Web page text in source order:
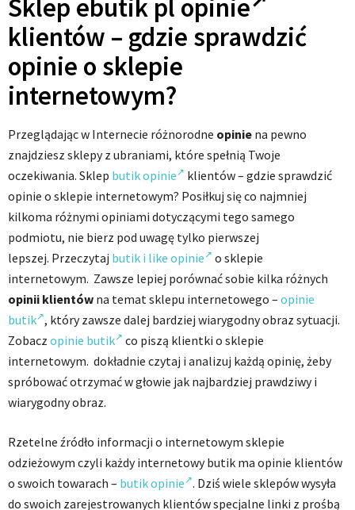
Sklep ebutik pl opinie
klientów – gdzie sprawdzić
opinie o sklepie
internetowym?
Przeglądając w Internecie różnorodne opinie na pewno
znajdziesz sklepy z ubraniami, które spełnią Twoje
oczekiwania. Sklep butik opinie
klientów – gdzie sprawdzić
opinie o sklepie internetowym? Posiłkuj się co najmniej
kilkoma różnymi opiniami dotyczącymi tego samego
podmiotu, nie bierz pod uwagę tylko pierwszej
lepszej. Przeczytaj butik i like opinie
o sklepie
internetowym. Zawsze lepiej porównać sobie kilka różnych
opinii klientów na temat sklepu internetowego – opinie
butik , który zawsze dalej bardziej wiarygodny obraz sytuacji.
Zobacz opinie butik
co piszą klientki o sklepie
internetowym. dokładnie czytaj i analizuj każdą opinię, żeby
spróbować otrzymać w głowie jak najbardziej prawdziwy i
wiarygodny obraz.
Rzetelne źródło informacji o internetowym sklepie
odzieżowym czyli każdy internetowy butik ma opinie klientów
o swoich towarach – butik opinie . Dziś wiele sklepów wysyła
do swoich zarejestrowanych klientów specjalne linki z prośbą